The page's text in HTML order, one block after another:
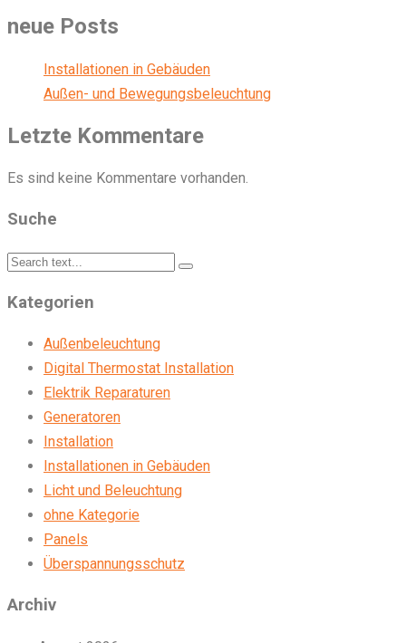
neue Posts
Installationen in Gebäuden
Außen- und Bewegungsbeleuchtung
Letzte Kommentare
Es sind keine Kommentare vorhanden.
Suche
Kategorien
Außenbeleuchtung
Digital Thermostat Installation
Elektrik Reparaturen
Generatoren
Installation
Installationen in Gebäuden
Licht und Beleuchtung
ohne Kategorie
Panels
Überspannungsschutz
Archiv